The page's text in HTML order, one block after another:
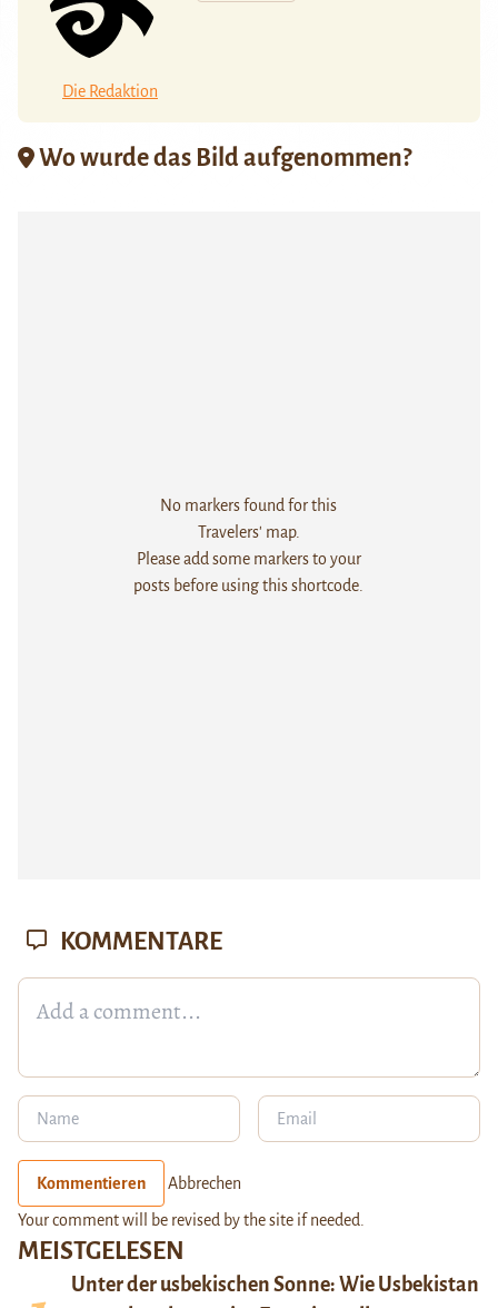
Die Redaktion
Wo wurde das Bild aufgenommen?
No markers found for this
Travelers' map.
Please add some markers to your
posts before using this shortcode.
MEISTGELESEN
Unter der usbekischen Sonne: Wie Usbekistan
KOMMENTARE
Kommentieren Abbrechen
Your comment will be revised by the site if needed.